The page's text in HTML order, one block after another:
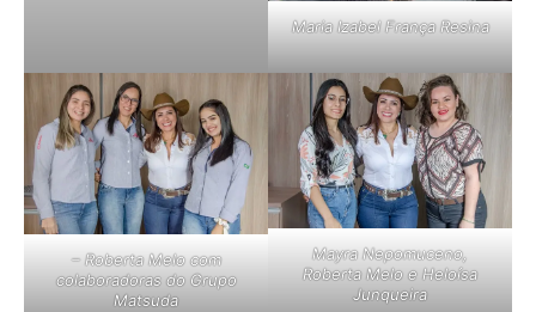
Maria Izabel França Resina
– Roberta Melo com
colaboradoras do Grupo
Matsuda
Mayra Nepomuceno,
Roberta Melo e Heloísa
Junqueira